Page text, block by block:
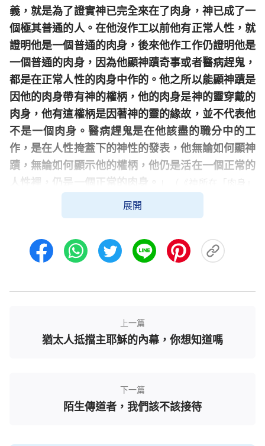
義，就是為了證實神已完全來在了肉身，神已成了一
個極其普通的人。在他沒作工以前他有正常人性，就
證明他是一個普通的肉身，後來他作工作仍證明他是
一個普通的肉身，因為他顯神蹟奇事或者醫病趕鬼，
都是在正常人性的肉身中作的。他之所以能顯神蹟是
因他的肉身帶有神的權柄，他的肉身是神的靈穿戴的
肉身，他有這權柄是因著神的靈的緣故，並不代表他
不是一個肉身。醫病趕鬼是在他該盡的職分中的工
作，是在人性掩蓋下的神性的發表，他無論如何顯神
蹟，無論如何顯示他的權柄，他仍是活在一個正常的
人性裡，仍是一個正常的肉身。
（《神所在「肉身」
人若因為考察其外表而忽視了其實質，
那就是人的愚昧無知了。外表不能決定實質，更何況
一副不合人觀念的外表嗎？他的相貌與打扮不就說明
讀完後，李姊妹交通道：「這幾段話把拿撒勒人
棄絕、抵擋主耶穌的根源說得很清楚，一方面是因他
導致的。主耶穌就是道成肉身的神自己，是神靈的實
化，他具有正常的人性與完全的神性。在主耶穌沒有
展開
上一篇
猶太人抵擋主耶穌的內幕，你想知道嗎
下一篇
陌生傳道者，我們該不該接待